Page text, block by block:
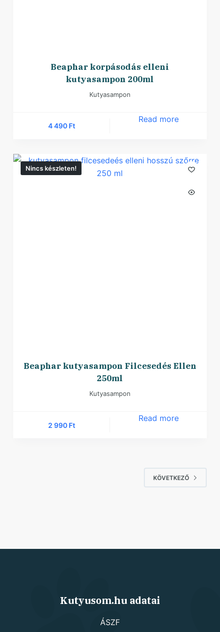
Beaphar korpásodás elleni
kutyasampon 200ml
Kutyasampon
4 490 Ft
Read more
Nincs készleten!
Beaphar kutyasampon Filcesedés Ellen
250ml
Kutyasampon
2 990 Ft
Read more
KÖVETKEZŐ
Kutyusom.hu adatai
ÁSZF